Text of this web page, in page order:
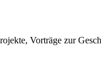
Vorträge zur